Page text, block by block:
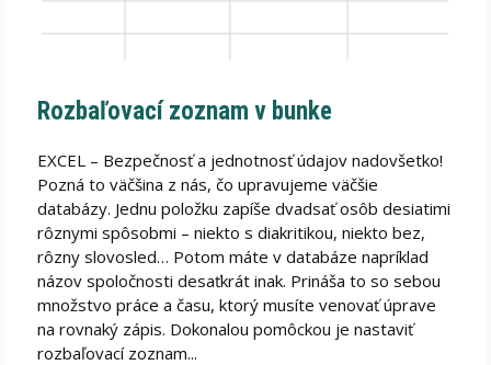
Rozbaľovací zoznam v bunke
EXCEL – Bezpečnosť a jednotnosť údajov nadovšetko!
Pozná to väčšina z nás, čo upravujeme väčšie
databázy. Jednu položku zapíše dvadsať osôb desiatimi
rôznymi spôsobmi – niekto s diakritikou, niekto bez,
rôzny slovosled… Potom máte v databáze napríklad
názov spoločnosti desaťkrát inak. Prináša to so sebou
množstvo práce a času, ktorý musíte venovať úprave
na rovnaký zápis. Dokonalou pomôckou je nastaviť
rozbaľovací zoznam...